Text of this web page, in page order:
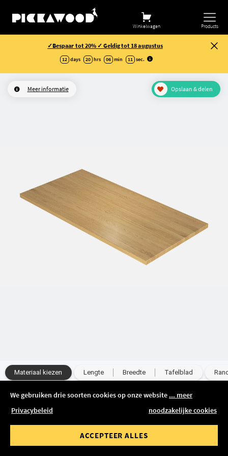
Winkelwagen Products
✓Bespaar tot 20% ✓ Geldig tot 18 augustus
12 days 20 hrs 06 min 11 sec.
Meer informatie Opslaan & delen
Materiaal kiezen Lengte Breedte Tafelblad
768 €
incl. BTW
We gebruiken drie soorten cookies op onze website ... meer
Privacybeleid
noodzakelijke cookies
ACCEPTEER ALLES
Bestelwaarde tot
1.500,00 €